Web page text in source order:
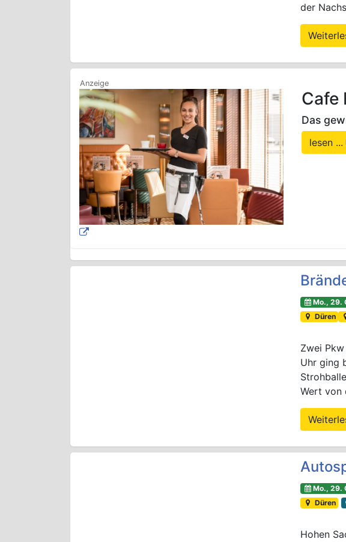
der
Cafe
Das
lesen ...
Mo., 29.
Düren
Zwei
Uhr ging
Wert von
Mo., 29.
Düren
Hohen